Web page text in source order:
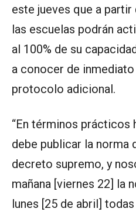
este jueves que a
las escuelas podrán
al 100% de su
a conocer de
protocolo adicional.
“En términos prácticos
debe publicar la norma
decreto supremo, y
mañana [viernes 22] la
lunes [25 de abril]